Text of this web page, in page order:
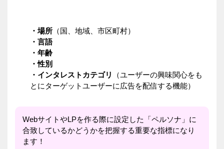
・場所 （国、地域、市区町村）
・言語
・年齢
・性別
・インタレストカテゴリ
（ユーザーの興味関心をも
とにターゲットユーザーに広告を配信する機能）
WebサイトやLPを作る際に設定した「ペルソナ」に
合致しているかどうかを把握する重要な指標になり
ます！